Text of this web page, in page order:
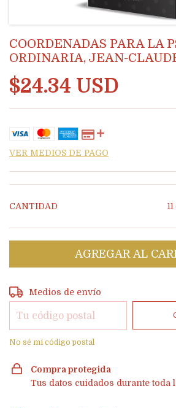
COORDENADAS PARA LA
ORDINARIA, JEAN-
$24.34 USD
VER MEDIOS DE PAGO
CANTIDAD 11
Entregas para el CP:
Medios de envío
No sé mi código postal
Compra protegida
Tus datos cuidados durante toda